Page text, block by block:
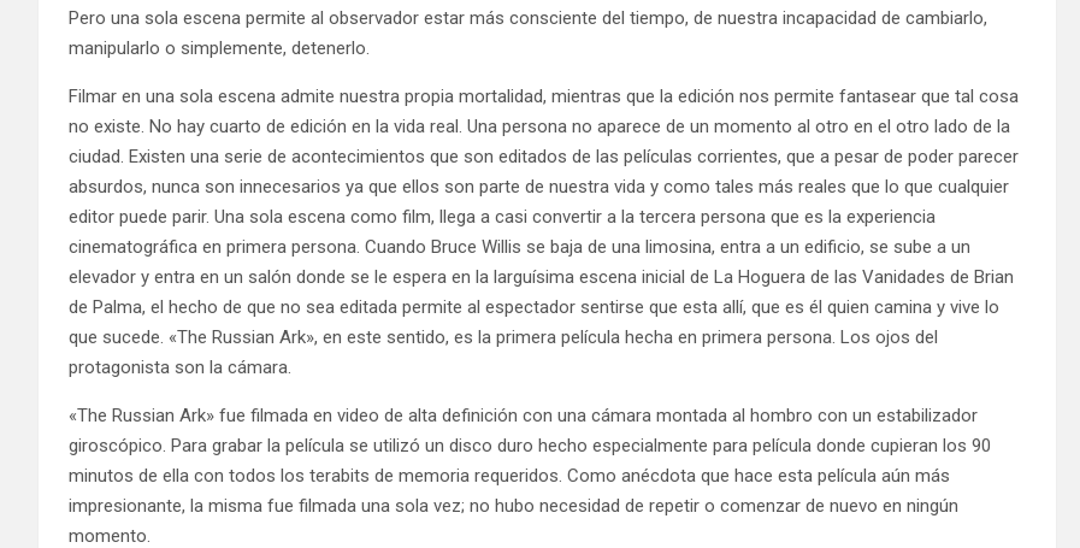
Pero una sola escena permite al observador estar más consciente del tiempo, de nuestra incapacidad de cambiarlo,
manipularlo o simplemente, detenerlo.
Filmar en una sola escena admite nuestra propia mortalidad, mientras que la edición nos permite fantasear que tal cosa
no existe. No hay cuarto de edición en la vida real. Una persona no aparece de un momento al otro en el otro lado de la
ciudad. Existen una serie de acontecimientos que son editados de las películas corrientes, que a pesar de poder parecer
absurdos, nunca son innecesarios ya que ellos son parte de nuestra vida y como tales más reales que lo que cualquier
editor puede parir. Una sola escena como film, llega a casi convertir a la tercera persona que es la experiencia
cinematográfica en primera persona. Cuando Bruce Willis se baja de una limosina, entra a un edificio, se sube a un
elevador y entra en un salón donde se le espera en la larguísima escena inicial de La Hoguera de las Vanidades de Brian
de Palma, el hecho de que no sea editada permite al espectador sentirse que esta allí, que es él quien camina y vive lo
que sucede. «The Russian Ark», en este sentido, es la primera película hecha en primera persona. Los ojos del
protagonista son la cámara.
«The Russian Ark» fue filmada en video de alta definición con una cámara montada al hombro con un estabilizador
giroscópico. Para grabar la película se utilizó un disco duro hecho especialmente para película donde cupieran los 90
minutos de ella con todos los terabits de memoria requeridos. Como anécdota que hace esta película aún más
impresionante, la misma fue filmada una sola vez; no hubo necesidad de repetir o comenzar de nuevo en ningún
momento.